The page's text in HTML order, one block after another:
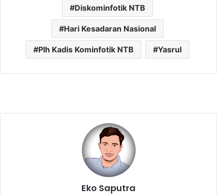
Diskominfotik NTB
Hari Kesadaran Nasional
Plh Kadis Kominfotik NTB Yasrul
Eko Saputra